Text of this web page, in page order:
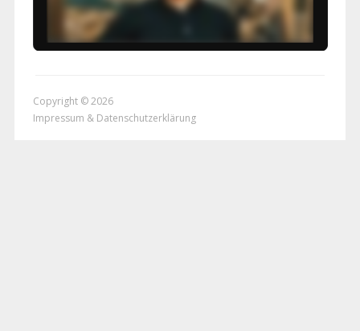
Copyright © 2026
Impressum & Datenschutzerklärung